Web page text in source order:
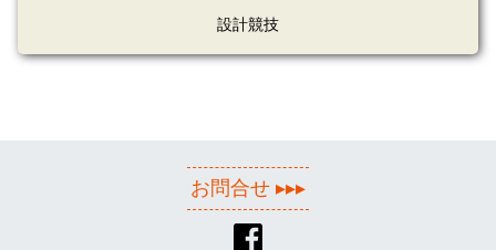
設計競技
お問合せ ▸▸▸